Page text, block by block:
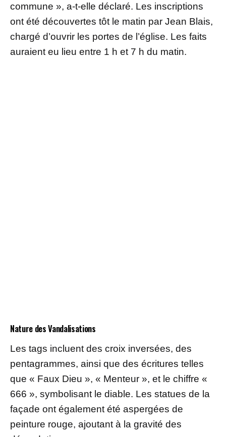
commune », a-t-elle déclaré. Les inscriptions
ont été découvertes tôt le matin par Jean Blais,
chargé d’ouvrir les portes de l’église. Les faits
auraient eu lieu entre 1 h et 7 h du matin.
Nature des Vandalisations
Les tags incluent des croix inversées, des
pentagrammes, ainsi que des écritures telles
que « Faux Dieu », « Menteur », et le chiffre «
666 », symbolisant le diable. Les statues de la
façade ont également été aspergées de
peinture rouge, ajoutant à la gravité des